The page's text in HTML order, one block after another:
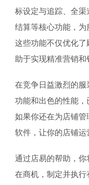
标设定与追踪、全
结算等核心功能，为
这些功能不仅优化
助于实现精准营销和
在竞争日益激烈的
功能和出色的性能，
如果你还在为店铺
软件，让你的店铺运
通过店易的帮助，
在商机，制定并执